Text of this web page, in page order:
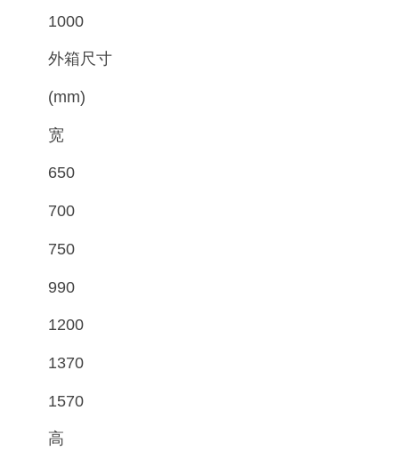
1000
外箱尺寸
(mm)
宽
650
700
750
990
1200
1370
1570
高